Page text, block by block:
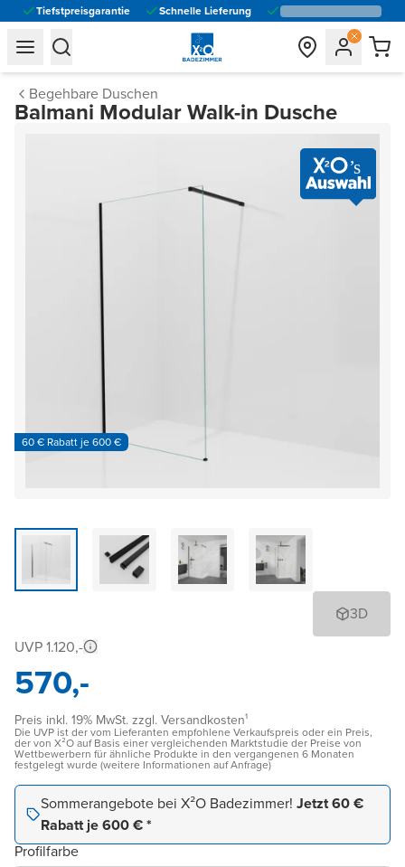
Tiefstpreisgarantie Schnelle Lieferung
general.navigation.toggle_menu.label
general.navigation.toggle_menu.label
Begehbare Duschen
Balmani Modular Walk-in Dusche
60 € Rabatt je 600 €
3D
UVP 1.120,-
570,-
Preis inkl. 19% MwSt. zzgl. Versandkosten¹
Die UVP ist der vom Lieferanten empfohlene Verkaufspreis oder ein Preis,
der von X²O auf Basis einer vergleichenden Marktstudie der Preise von
Wettbewerbern für ähnliche Produkte in den vergangenen 6 Monaten
festgelegt wurde (weitere Informationen auf Anfrage)
Sommerangebote bei X²O Badezimmer! Jetzt 60 €
Rabatt je 600 € *
Profilfarbe